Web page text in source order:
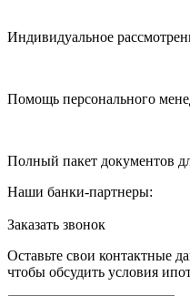
Индивидуальное
Помощь персонального
Полный пакет документов
Наши банки-партнеры:
Заказать звонок
Оставьте свои контактные
чтобы обсудить условия